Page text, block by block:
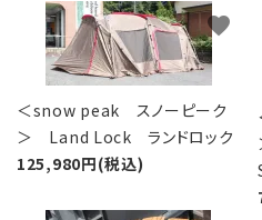
＜snow peak スノーピーク
＞ Land Lock ランドロック
125,980円(税込)
favorite